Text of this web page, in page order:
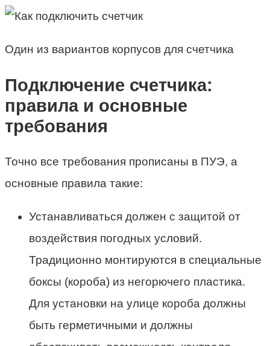
Один из вариантов корпусов для счетчика
Подключение счетчика:
правила и основные
требования
Точно все требования прописаны в ПУЭ, а
основные правила такие:
Устанавливаться должен с защитой от
воздействия погодных условий.
Традиционно монтируются в специальные
боксы (короба) из негорючего пластика.
Для установки на улице короба должны
быть герметичными и должны